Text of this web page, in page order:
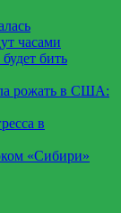
часами
бить
рожать в США:
в
«Сибири»